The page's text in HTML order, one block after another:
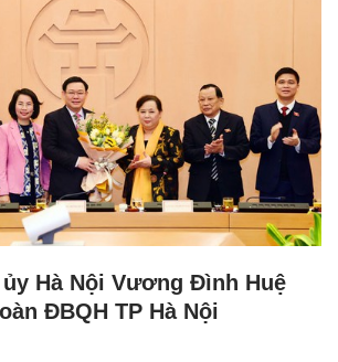
Hà Nội Vương Đình Huệ
ĐBQH TP Hà Nội